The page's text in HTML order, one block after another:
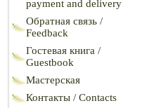
payment and delivery
Обратная связь /
Feedback
Гостевая книга /
Guestbook
Мастерская
Контакты / Contacts